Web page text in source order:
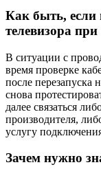
Как быть, если
телевизора
В ситуации с
время проверке
после перезапуска
снова
далее связаться
производителя,
услугу
Зачем нужно